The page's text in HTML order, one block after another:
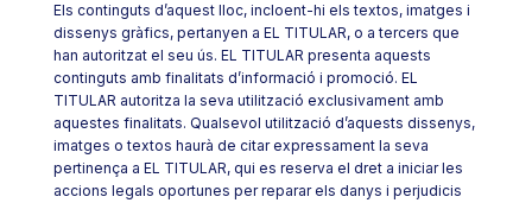
Els continguts d’aquest lloc, incloent-hi els textos, imatges i
dissenys gràfics, pertanyen a EL TITULAR, o a tercers que
han autoritzat el seu ús. EL TITULAR presenta aquests
continguts amb finalitats d’informació i promoció. EL
TITULAR autoritza la seva utilització exclusivament amb
aquestes finalitats. Qualsevol utilització d’aquests dissenys,
imatges o textos haurà de citar expressament la seva
pertinença a EL TITULAR, qui es reserva el dret a iniciar les
accions legals oportunes per reparar els danys i perjudicis